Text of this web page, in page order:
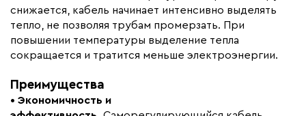
Саморегулирующийся
греющий кабель Standart
снаружи водопровода
Материал
Минимальный радиус изгиба (мм)
снижается, кабель начинает интенсивно выделять
тепло, не позволяя трубам промерзать. При
повышении температуры выделение тепла
сокращается и тратится меньше электроэнергии.
Преимущества
• Экономичность и